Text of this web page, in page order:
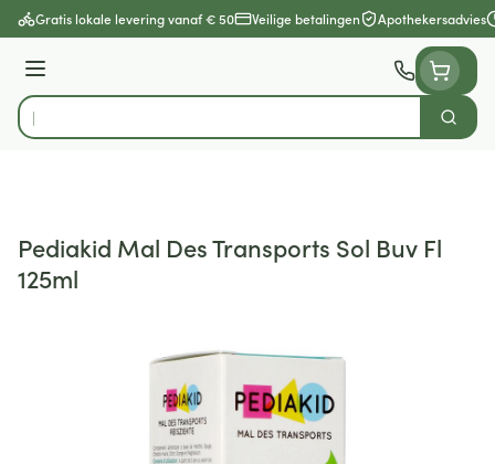
Ga naar de inhoud
Gratis lokale levering vanaf € 50 Veilige betalingen Apothekersadvies
Menu
Product, merk, categorie...
Zoek
Pediakid Mal Des Transports Sol Buv Fl
125ml